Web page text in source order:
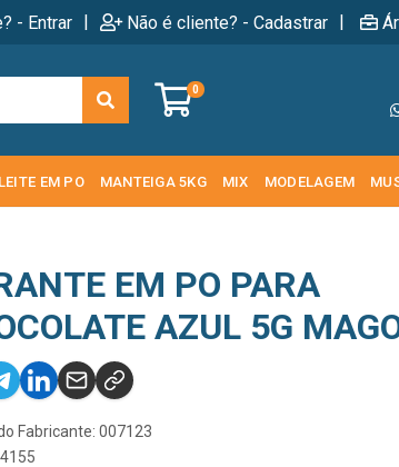
- Entrar | Não é cliente? - Cadastrar |
0
LEITE EM PO MANTEIGA 5KG MIX MODELAGEM
EM PO PARA
AZUL 5G
Fabricante: 007123